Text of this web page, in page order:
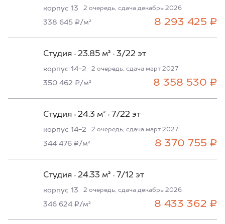
корпус 13 2 очередь, сдача декабрь 2026
8 293 425 ₽
338 645 ₽/м²
Студия 23.85 м² 3/22 эт
корпус 14-2 2 очередь, сдача март 2027
8 358 530 ₽
350 462 ₽/м²
Студия 24.3 м² 7/22 эт
корпус 14-2 2 очередь, сдача март 2027
8 370 755 ₽
344 476 ₽/м²
Студия 24.33 м² 7/12 эт
корпус 13 2 очередь, сдача декабрь 2026
8 433 362 ₽
346 624 ₽/м²